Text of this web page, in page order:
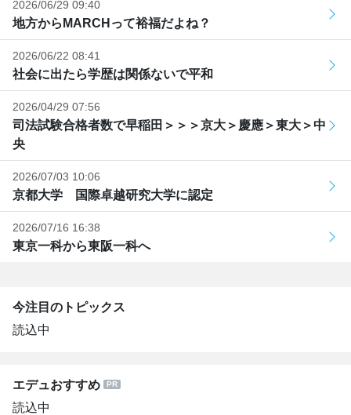
2026/06/29 09:40
地方からMARCHって裕福だよね？
2026/06/22 08:41
社会に出たら学歴は関係ないで平和
2026/04/29 07:56
司法試験合格者数で早稲田＞＞＞京大＞慶應＞東大＞中
央
2026/07/03 10:06
京都大学 国際卓越研究大学に認定
2026/07/16 16:38
東京一科から東阪一科へ
今注目のトピックス
読込中
エデュおすすめ
読込中